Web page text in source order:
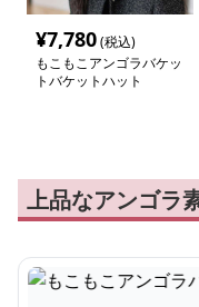
¥7,780(税込)
もこもこアンゴラバケッ
トバケットハット
上品なアンゴラ